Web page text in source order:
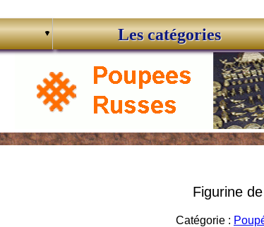
Les catégories
Figurine
Catégorie :